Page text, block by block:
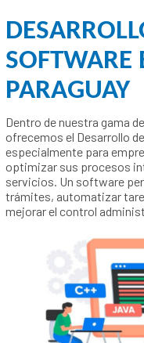
SOFTWARE
PARAGUAY
Dentro de nuestra gama
ofrecemos el Desarrollo
especialmente para
optimizar sus procesos
servicios. Un software
trámites, automatizar
mejorar el control